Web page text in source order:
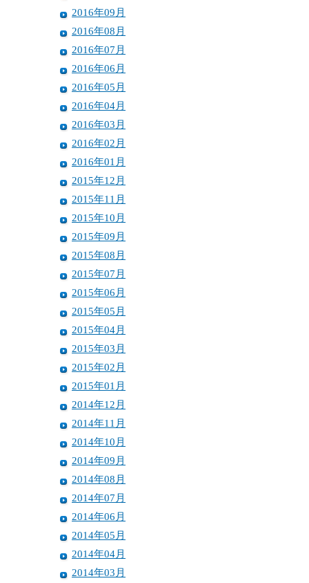
2016年09月
2016年08月
2016年07月
2016年06月
2016年05月
2016年04月
2016年03月
2016年02月
2016年01月
2015年12月
2015年11月
2015年10月
2015年09月
2015年08月
2015年07月
2015年06月
2015年05月
2015年04月
2015年03月
2015年02月
2015年01月
2014年12月
2014年11月
2014年10月
2014年09月
2014年08月
2014年07月
2014年06月
2014年05月
2014年04月
2014年03月